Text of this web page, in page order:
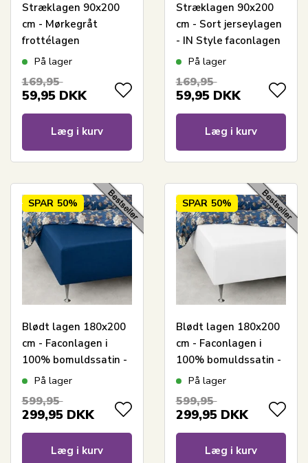
Stræklagen 90x200
cm - Mørkegråt
frottélagen
På lager
169,95
59,95 DKK
Læg i kurv
Stræklagen 90x200
cm - Sort jerseylagen
- IN Style faconlagen
På lager
169,95
59,95 DKK
Læg i kurv
SPAR 50%
Blødt lagen 180x200
cm - Faconlagen i
100% bomuldssatin -
Blåt boxlagen til
satin lagen
På lager
599,95
299,95 DKK
Læg i kurv
SPAR 50%
Blødt lagen 180x200
cm - Faconlagen i
100% bomuldssatin -
Hvidt boxlagen til
satin lagen
På lager
599,95
299,95 DKK
Læg i kurv